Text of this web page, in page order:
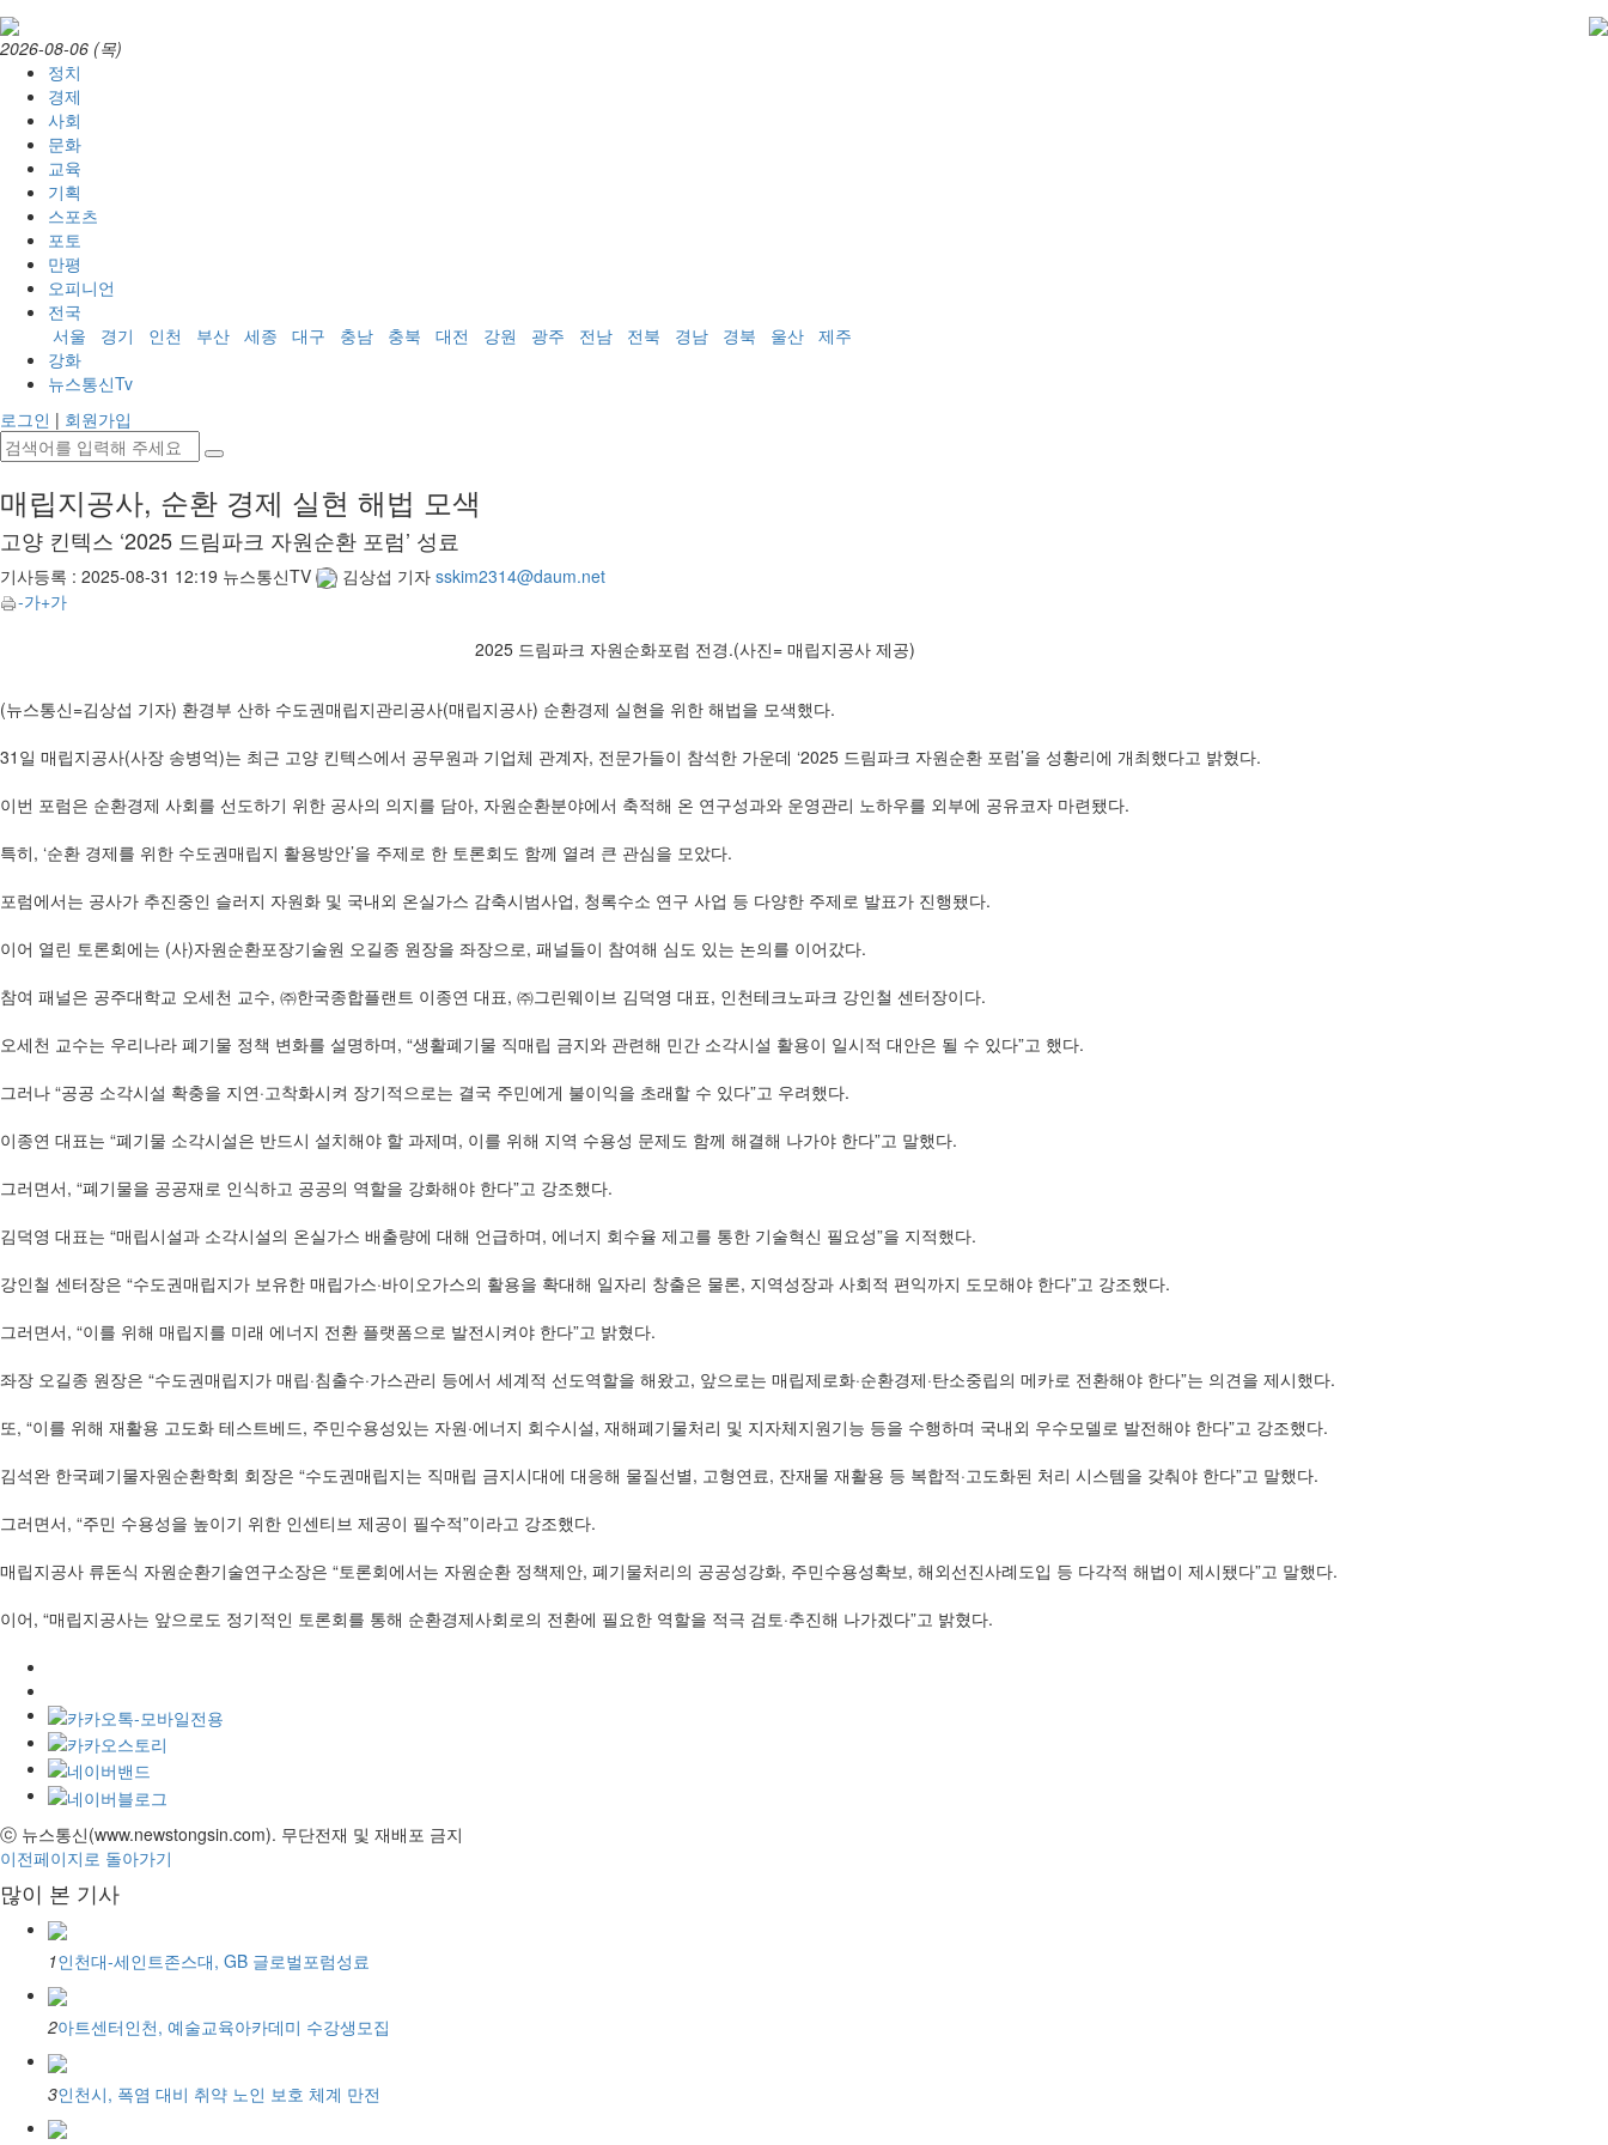
2026-08-06 (목)
정치
경제
사회
문화
교육
기획
스포츠
포토
만평
오피니언
전국
서울
경기 인천 부산 세종 대구 충남 충북 대전 강원 광주 전남 전북 경남 경북 울산 제주
강화
뉴스통신Tv
로그인 | 회원가입
매립지공사, 순환 경제 실현 해법 모색
고양 킨텍스 ‘2025 드림파크 자원순환 포럼’ 성료
기사등록 : 2025-08-31 12:19 뉴스통신TV 김상섭 기자 sskim2314@daum.net
-가+가
2025 드림파크 자원순화포럼 전경.(사진= 매립지공사 제공)
(뉴스통신=김상섭 기자) 환경부 산하 수도권매립지관리공사(매립지공사) 순환경제 실현을 위한 해법을 모색했다.
31일 매립지공사(사장 송병억)는 최근 고양 킨텍스에서 공무원과 기업체 관계자, 전문가들이 참석한 가운데 ‘2025 드림파크 자원순환 포럼’을 성황리에 개최했다고 밝혔다.
이번 포럼은 순환경제 사회를 선도하기 위한 공사의 의지를 담아, 자원순환분야에서 축적해 온 연구성과와 운영관리 노하우를 외부에 공유코자 마련됐다.
특히, ‘순환 경제를 위한 수도권매립지 활용방안’을 주제로 한 토론회도 함께 열려 큰 관심을 모았다.
포럼에서는 공사가 추진중인 슬러지 자원화 및 국내외 온실가스 감축시범사업, 청록수소 연구 사업 등 다양한 주제로 발표가 진행됐다.
이어 열린 토론회에는 (사)자원순환포장기술원 오길종 원장을 좌장으로, 패널들이 참여해 심도 있는 논의를 이어갔다.
참여 패널은 공주대학교 오세천 교수, ㈜한국종합플랜트 이종연 대표, ㈜그린웨이브 김덕영 대표, 인천테크노파크 강인철 센터장이다.
오세천 교수는 우리나라 폐기물 정책 변화를 설명하며, “생활폐기물 직매립 금지와 관련해 민간 소각시설 활용이 일시적 대안은 될 수 있다”고 했다.
그러나 “공공 소각시설 확충을 지연·고착화시켜 장기적으로는 결국 주민에게 불이익을 초래할 수 있다”고 우려했다.
이종연 대표는 “폐기물 소각시설은 반드시 설치해야 할 과제며, 이를 위해 지역 수용성 문제도 함께 해결해 나가야 한다”고 말했다.
그러면서, “폐기물을 공공재로 인식하고 공공의 역할을 강화해야 한다”고 강조했다.
김덕영 대표는 “매립시설과 소각시설의 온실가스 배출량에 대해 언급하며, 에너지 회수율 제고를 통한 기술혁신 필요성”을 지적했다.
강인철 센터장은 “수도권매립지가 보유한 매립가스·바이오가스의 활용을 확대해 일자리 창출은 물론, 지역성장과 사회적 편익까지 도모해야 한다”고 강조했다.
그러면서, “이를 위해 매립지를 미래 에너지 전환 플랫폼으로 발전시켜야 한다”고 밝혔다.
좌장 오길종 원장은 “수도권매립지가 매립·침출수·가스관리 등에서 세계적 선도역할을 해왔고, 앞으로는 매립제로화·순환경제·탄소중립의 메카로 전환해야 한다”는 의견을 제시했다.
또, “이를 위해 재활용 고도화 테스트베드, 주민수용성있는 자원·에너지 회수시설, 재해폐기물처리 및 지자체지원기능 등을 수행하며 국내외 우수모델로 발전해야 한다”고 강조했다.
김석완 한국폐기물자원순환학회 회장은 “수도권매립지는 직매립 금지시대에 대응해 물질선별, 고형연료, 잔재물 재활용 등 복합적·고도화된 처리 시스템을 갖춰야 한다”고 말했다.
그러면서, “주민 수용성을 높이기 위한 인센티브 제공이 필수적”이라고 강조했다.
매립지공사 류돈식 자원순환기술연구소장은 “토론회에서는 자원순환 정책제안, 폐기물처리의 공공성강화, 주민수용성확보, 해외선진사례도입 등 다각적 해법이 제시됐다”고 말했다.
이어, “매립지공사는 앞으로도 정기적인 토론회를 통해 순환경제사회로의 전환에 필요한 역할을 적극 검토·추진해 나가겠다”고 밝혔다.
ⓒ 뉴스통신(www.newstongsin.com). 무단전재 및 재배포 금지
이전페이지로 돌아가기
많이 본 기사
1인천대-세인트존스대, GB 글로벌포럼성료
2아트센터인천, 예술교육아카데미 수강생모집
3인천시, 폭염 대비 취약 노인 보호 체계 만전